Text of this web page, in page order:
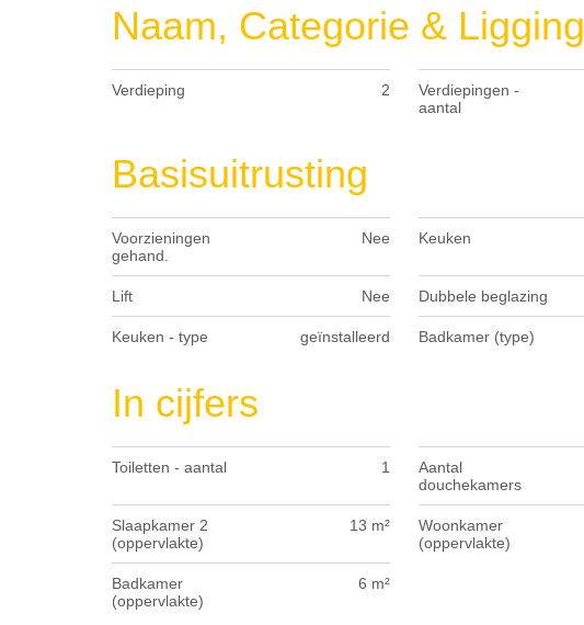
Naam, Categorie & Ligging
Verdieping 2
Verdiepingen -
aantal
Basisuitrusting
Voorzieningen
gehand.
Nee Keuken
Lift Nee Dubbele beglazing
Keuken - type geïnstalleerd Badkamer (type)
In cijfers
Toiletten - aantal 1
Aantal
douchekamers
Slaapkamer 2
(oppervlakte)
13 m²
Woonkamer
(oppervlakte)
Badkamer
(oppervlakte)
6 m²